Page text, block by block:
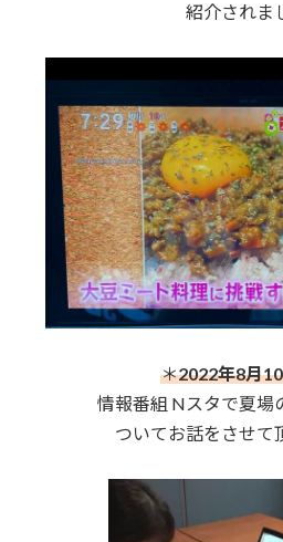
紹介されま
＊2022年8月
情報番組 Nスタで夏場
ついてお話をさせて